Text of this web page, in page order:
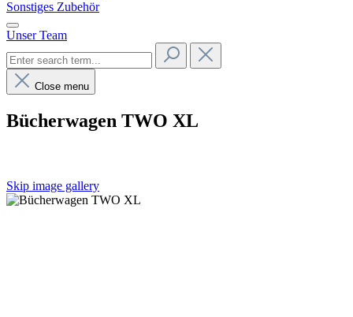
Sonstiges Zubehör
Unser Team
Close menu
Bücherwagen TWO XL
Skip image gallery